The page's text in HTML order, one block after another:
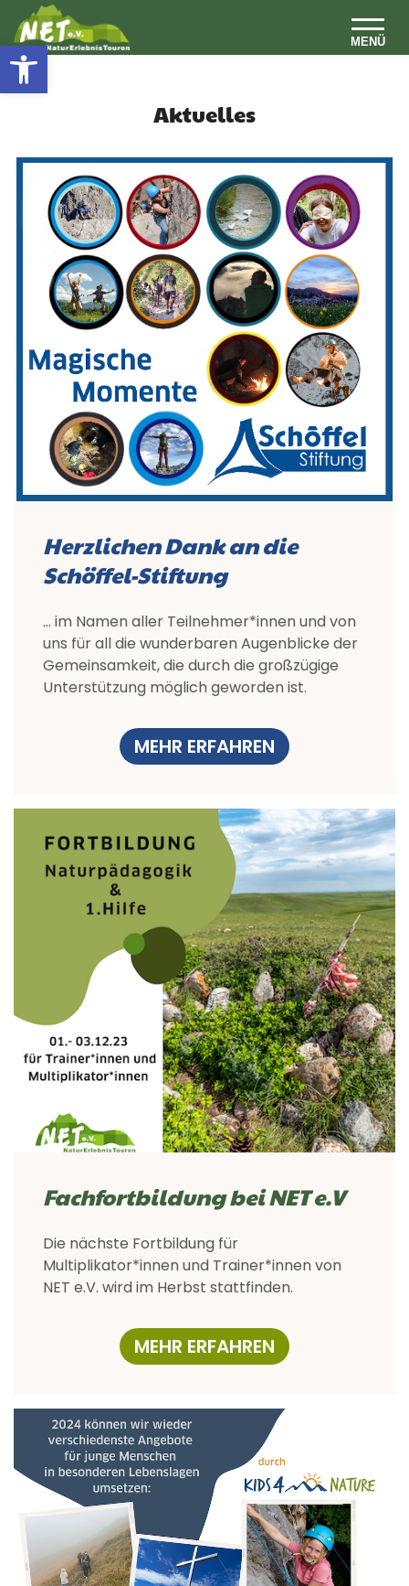
Open toolbar MENÜ
Aktuelles
Herzlichen Dank an die
Schöffel-Stiftung
… im Namen aller Teilnehmer*innen und von
uns für all die wunderbaren Augenblicke der
Gemeinsamkeit, die durch die großzügige
Unterstützung möglich geworden ist.
MEHR ERFAHREN
Fachfortbildung bei NET e.V
Die nächste Fortbildung für
Multiplikator*innen und Trainer*innen von
NET e.V. wird im Herbst stattfinden.
MEHR ERFAHREN